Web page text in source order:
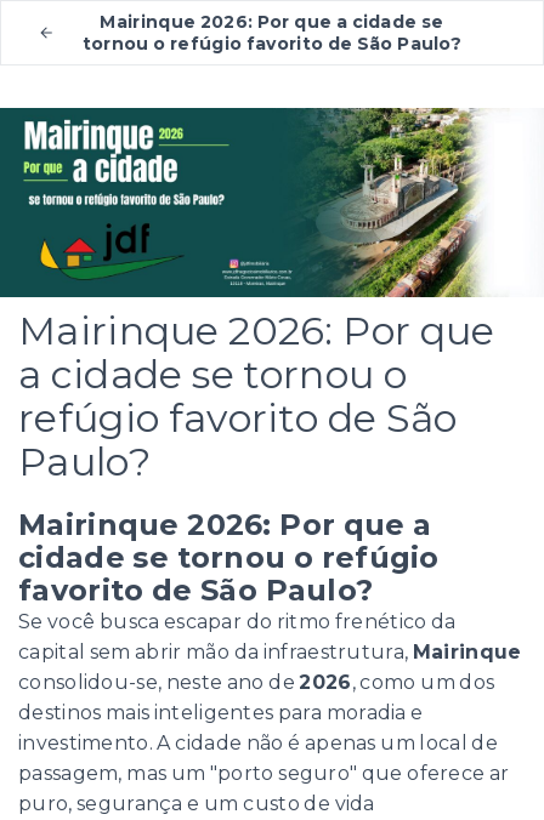
Mairinque 2026: Por que a cidade se
tornou o refúgio favorito de São Paulo?
Mairinque 2026: Por que
a cidade se tornou o
refúgio favorito de São
Paulo?
Mairinque 2026: Por que a
cidade se tornou o refúgio
favorito de São Paulo?
Se você busca escapar do ritmo frenético da
capital sem abrir mão da infraestrutura, Mairinque
consolidou-se, neste ano de2026, como um dos
destinos mais inteligentes para moradia e
investimento. A cidade não é apenas um local de
passagem, mas um "porto seguro" que oferece ar
puro, segurança e um custo de vida